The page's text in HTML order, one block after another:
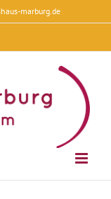
marburg.de